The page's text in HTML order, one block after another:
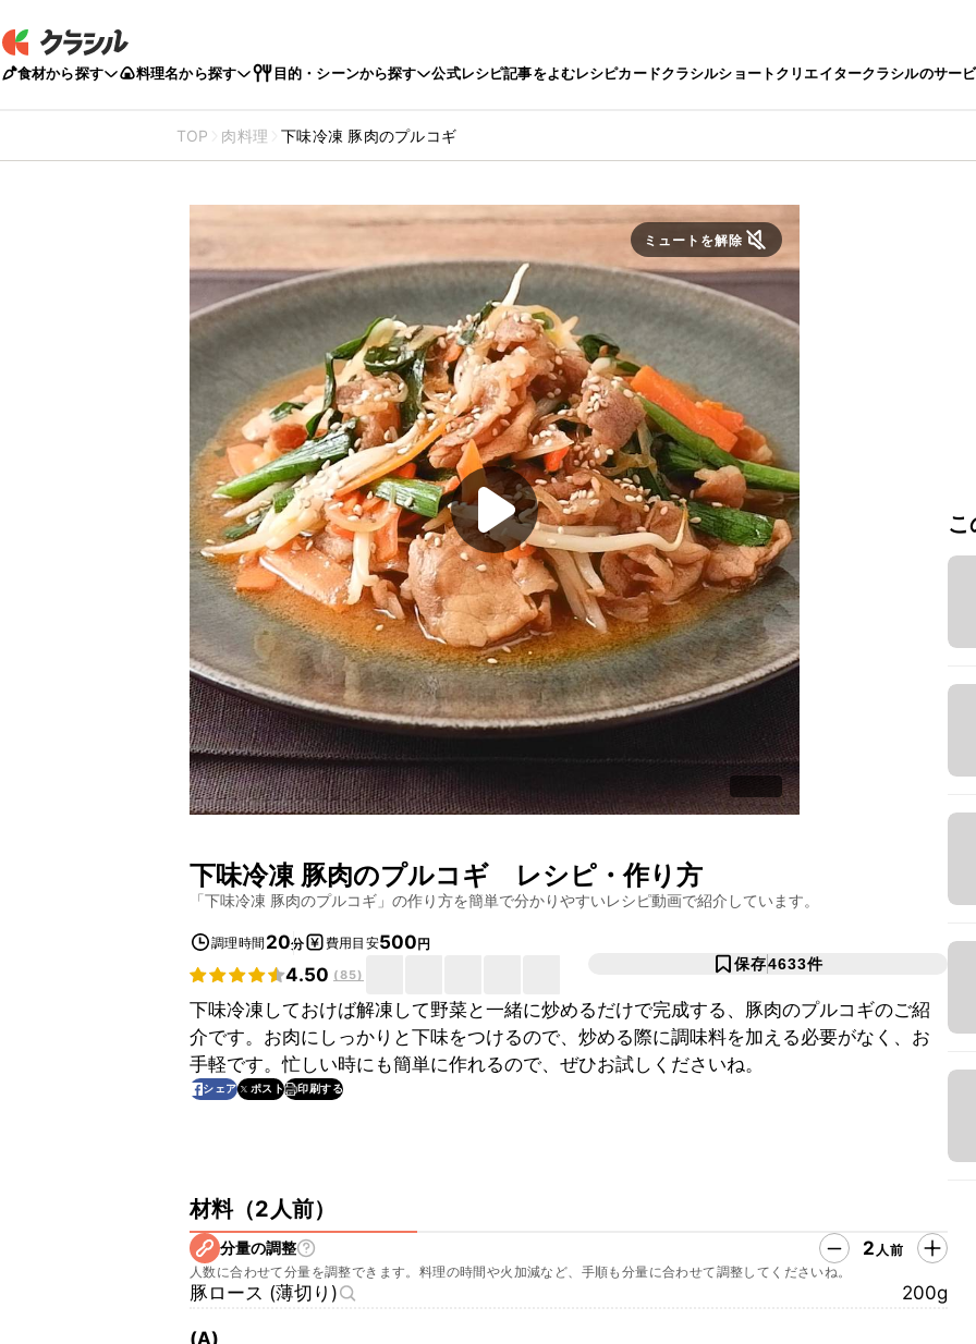
食材から探す 料理名から探す 目的・シーンから探す 公式レシピ記事をよむレシピカードクラシルショートクリエイタークラシルのサー
TOP 肉料理 下味冷凍 豚肉のプルコギ
ミュートを解除
下味冷凍 豚肉のプルコギ レシピ・作り方
「下味冷凍 豚肉のプルコギ 」の作り方を簡単で分かりやすいレシピ動画で紹介しています。
調理時間 20分 費用目安500円
4.50 (85)
保存4633件
下味冷凍しておけば解凍して野菜と一緒に炒めるだけで完成する、豚肉のプルコギのご紹
介です。お肉にしっかりと下味をつけるので、炒める際に調味料を加える必要がなく、お
手軽です。忙しい時にも簡単に作れるので、ぜひお試しくださいね。
シェア ポスト 印刷する
材料（2人前）
分量の調整 2 人前
人数に合わせて分量を調整できます。料理の時間や火加減など、手順も分量に合わせて調整してくださいね。
豚ロース (薄切り) 200g
(A)